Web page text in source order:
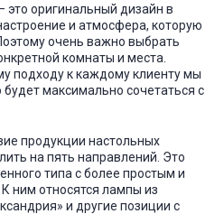
оригинальный дизайн в
и атмосфера, которую
очень важно выбрать
комнаты и места.
подходу к каждому клиенту мы
максимально сочетаться с
продукции настольных
на пять направлений. Это
типа с более простым и
ним относятся лампы из
и другие позиции с